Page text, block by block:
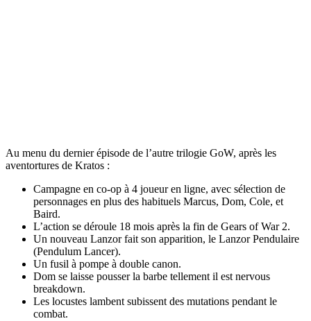
Au menu du dernier épisode de l’autre trilogie GoW, après les
aventortures de Kratos :
Campagne en co-op à 4 joueur en ligne, avec sélection de
personnages en plus des habituels Marcus, Dom, Cole, et
Baird.
L’action se déroule 18 mois après la fin de Gears of War 2.
Un nouveau Lanzor fait son apparition, le Lanzor Pendulaire
(Pendulum Lancer).
Un fusil à pompe à double canon.
Dom se laisse pousser la barbe tellement il est nervous
breakdown.
Les locustes lambent subissent des mutations pendant le
combat.